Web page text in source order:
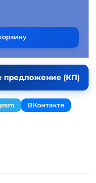
предложение (КП)
ВКонтакте